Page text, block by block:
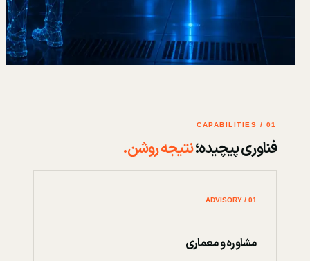
01 / CAPABILITIES
فناوری پیچیده؛نتیجه روشن.
01 / ADVISORY
مشاوره و معماری